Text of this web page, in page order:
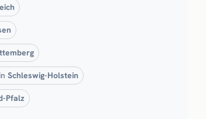
Schleswig-Holstein
Pfalz